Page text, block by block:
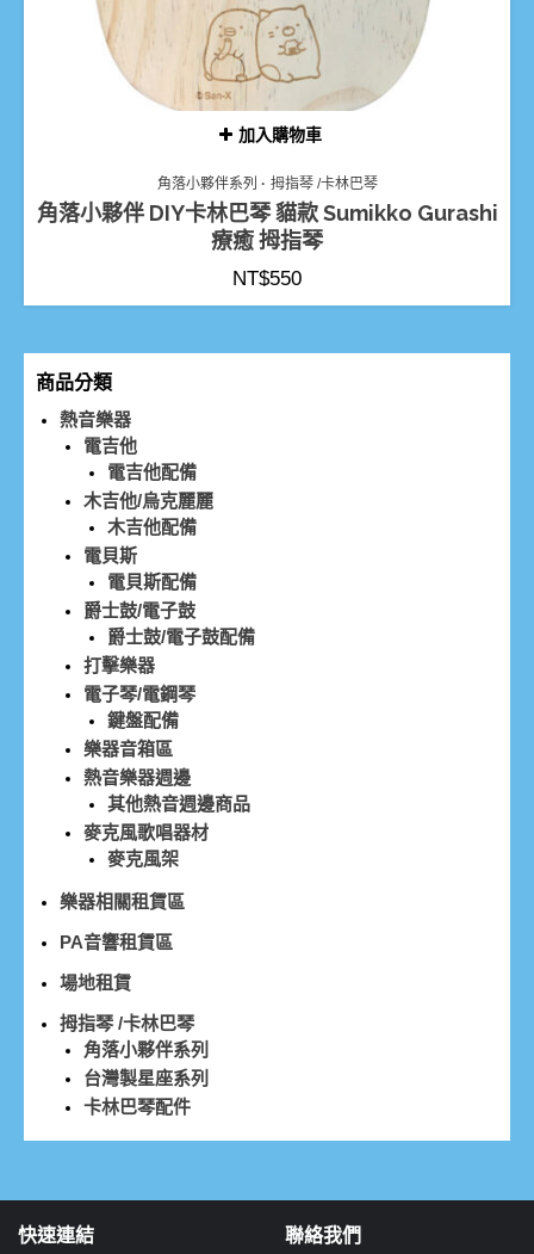
加入購物車
角落小夥伴系列 拇指琴 /卡林巴琴
角落小夥伴 DIY卡林巴琴 貓款 Sumikko Gurashi
療癒 拇指琴
NT$550
商品分類
熱音樂器
電吉他
電吉他配備
木吉他/烏克麗麗
木吉他配備
電貝斯
電貝斯配備
爵士鼓/電子鼓
爵士鼓/電子鼓配備
打擊樂器
電子琴/電鋼琴
鍵盤配備
樂器音箱區
熱音樂器週邊
其他熱音週邊商品
麥克風歌唱器材
麥克風架
樂器相關租賃區
PA音響租賃區
場地租賃
拇指琴 /卡林巴琴
角落小夥伴系列
台灣製星座系列
卡林巴琴配件
快速連結 聯絡我們